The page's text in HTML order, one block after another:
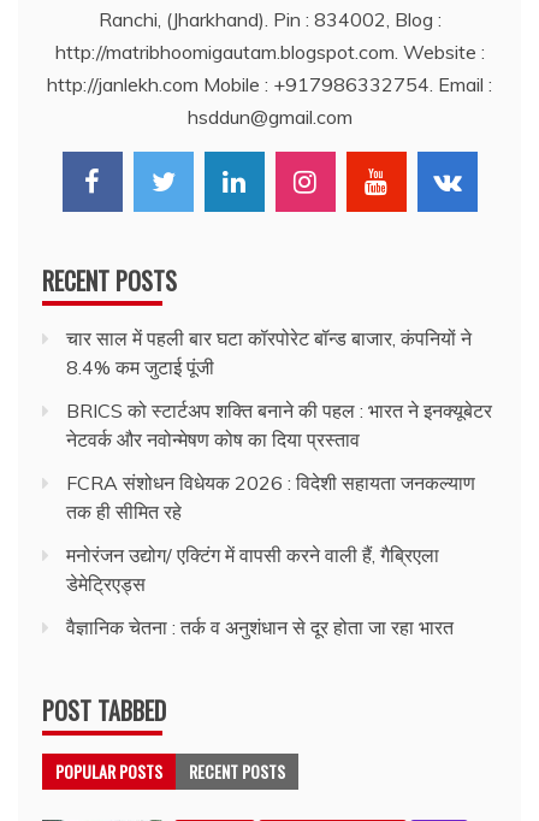
Ranchi, (Jharkhand). Pin : 834002, Blog :
http://matribhoomigautam.blogspot.com. Website :
http://janlekh.com Mobile : +917986332754. Email :
hsddun@gmail.com
RECENT POSTS
चार साल में पहली बार घटा कॉरपोरेट बॉन्ड बाजार, कंपनियों ने
8.4% कम जुटाई पूंजी
BRICS को स्टार्टअप शक्ति बनाने की पहल : भारत ने इनक्यूबेटर
नेटवर्क और नवोन्मेषण कोष का दिया प्रस्ताव
FCRA संशोधन विधेयक 2026 : विदेशी सहायता जनकल्याण
तक ही सीमित रहे
मनोरंजन उद्योग/ एक्टिंग में वापसी करने वाली हैं, गैब्रिएला
डेमेट्रिएड्स
वैज्ञानिक चेतना : तर्क व अनुशंधान से दूर होता जा रहा भारत
POST TABBED
POPULAR POSTS RECENT POSTS